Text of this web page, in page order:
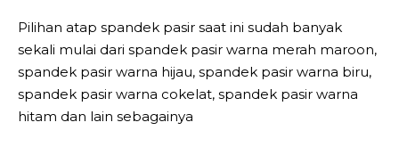
Pilihan atap spandek pasir saat ini sudah banyak
sekali mulai dari spandek pasir warna merah maroon,
spandek pasir warna hijau, spandek pasir warna biru,
spandek pasir warna cokelat, spandek pasir warna
hitam dan lain sebagainya